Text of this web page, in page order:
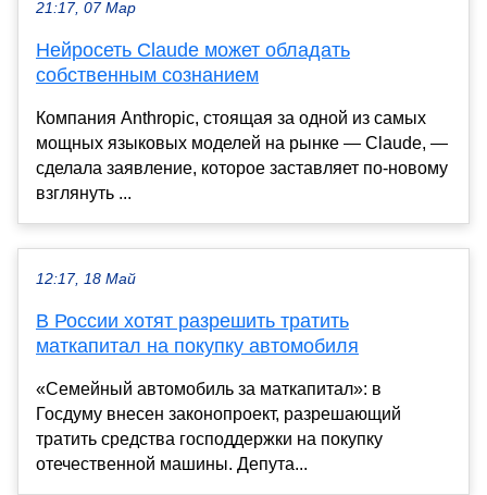
21:17, 07 Мар
Нейросеть Claude может обладать
собственным сознанием
Компания Anthropic, стоящая за одной из самых
мощных языковых моделей на рынке — Claude, —
сделала заявление, которое заставляет по-новому
взглянуть ...
12:17, 18 Май
В России хотят разрешить тратить
маткапитал на покупку автомобиля
«Семейный автомобиль за маткапитал»: в
Госдуму внесен законопроект, разрешающий
тратить средства господдержки на покупку
отечественной машины. Депута...